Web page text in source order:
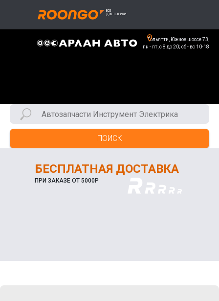
Тольятти, Южное шоссе 73,
пн - пт, с 8 до 20; сб - вс 10-18
ПОИСК
БЕСПЛАТНАЯ ДОСТАВКА
ПРИ ЗАКАЗЕ ОТ 5000Р